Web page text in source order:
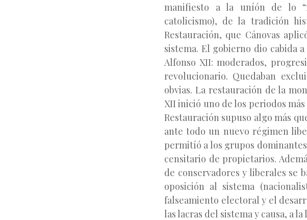
manifiesto a la uníón de lo
catolicismo), de la tradición
Restauración, que Cánovas
sistema. El gobierno dio cabida
Alfonso XII: moderados,
revolucionario. Quedaban
obvias. La restauración de la
XII inició uno de los periodos
Restauración supuso algo más
ante todo un nuevo régimen
permitíó a los grupos
censitario de propietarios.
de conservadores y liberales se
oposición al sistema
falseamiento electoral y el
las lacras del sistema y causa, a